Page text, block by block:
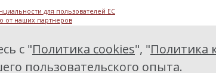
для пользователей ЕС
от наших партнеров
с "Политика cookies", "Политика
пользовательского опыта.